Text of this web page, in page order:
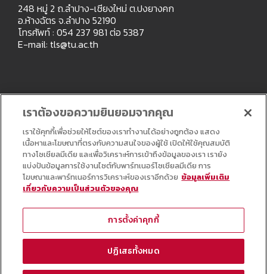
248 หมู่ 2 ถ.ลำปาง-เชียงใหม่ ต.ปงยางคก
อ.ห้างฉัตร จ.ลำปาง 52190
โทรศัพท์ : 054 237 981 ต่อ 5387
E-mail: tls@tu.ac.th
Copyright © All Right Reserved
เราต้องขอความยินยอมจากคุณ
เราใช้คุกกี้เพื่อช่วยให้ไซต์ของเราทำงานได้อย่างถูกต้อง แสดง
เนื้อหาและโฆษณาที่ตรงกับความสนใจของผู้ใช้ เปิดให้ใช้คุณสมบัติ
ทางโซเชียลมีเดีย และเพื่อวิเคราะห์การเข้าถึงข้อมูลของเรา เรายัง
แบ่งปันข้อมูลการใช้งานไซต์กับพาร์ทเนอร์โซเชียลมีเดีย การ
โฆษณาและพาร์ทเนอร์การวิเคราะห์ของเราอีกด้วย ข้อมูลเพิ่มเติม
เกี่ยวกับความเป็นส่วนตัวของคุณ
การตั้งค่าคุกกี้
ปฏิเสธทั้งหมด